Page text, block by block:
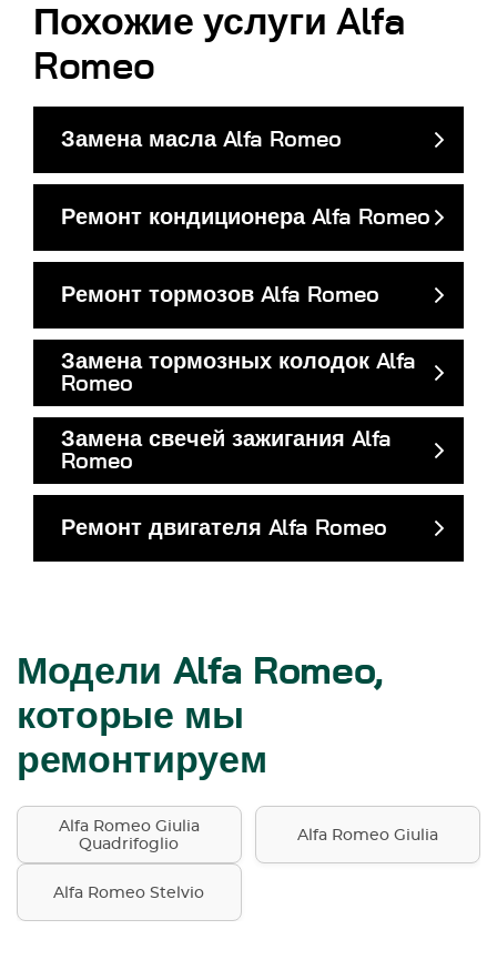
Похожие услуги Alfa
Romeo
Замена масла Alfa Romeo
Ремонт кондиционера Alfa Romeo
Ремонт тормозов Alfa Romeo
Замена тормозных колодок Alfa
Romeo
Замена свечей зажигания Alfa
Romeo
Ремонт двигателя Alfa Romeo
Модели Alfa Romeo,
которые мы
ремонтируем
Alfa Romeo Giulia
Quadrifoglio
Alfa Romeo Giulia
Alfa Romeo Stelvio